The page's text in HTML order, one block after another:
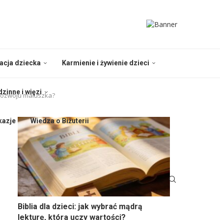
dziecka Karmienie i żywienie dzieci
i więzi
Wiedza o Biżuterii
maluszka?
Biblia dla dzieci: jak wybrać mądrą
lekturę, która uczy wartości?